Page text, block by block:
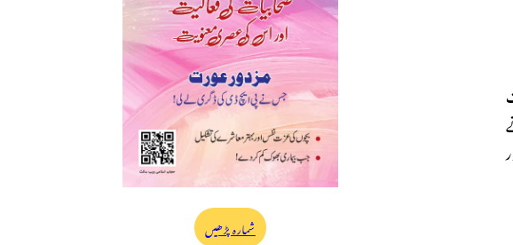
شمارہ پڑھیں